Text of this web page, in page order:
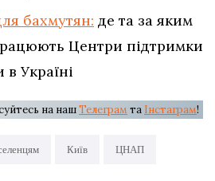
бахмутян: де та за яким
Центри підтримки
в Україні
на нашТелеграм та Інстаграм!
Київ ЦНАП